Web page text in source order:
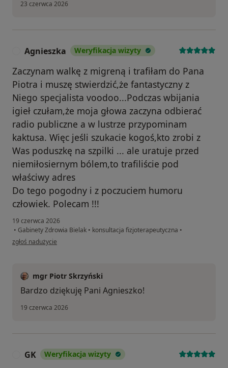
23 czerwca 2026
Agnieszka Weryfikacja wizyty
Zaczynam walkę z migreną i trafiłam do Pana
Piotra i muszę stwierdzić,że fantastyczny z
Niego specjalista voodoo...Podczas wbijania
igieł czułam,że moja głowa zaczyna odbierać
radio publiczne a w lustrze przypominam
kaktusa. Więc jeśli szukacie kogoś,kto zrobi z
Was poduszkę na szpilki ... ale uratuje przed
niemiłosiernym bólem,to trafiliście pod
właściwy adres
Do tego pogodny i z poczuciem humoru
człowiek. Polecam !!!
19 czerwca 2026
• Gabinety Zdrowia Bielak • konsultacja fizjoterapeutyczna •
w opinii użytkownika Agnieszka
zgłoś nadużycie
mgr Piotr Skrzyński
Bardzo dziękuję Pani Agnieszko!
19 czerwca 2026
GK Weryfikacja wizyty